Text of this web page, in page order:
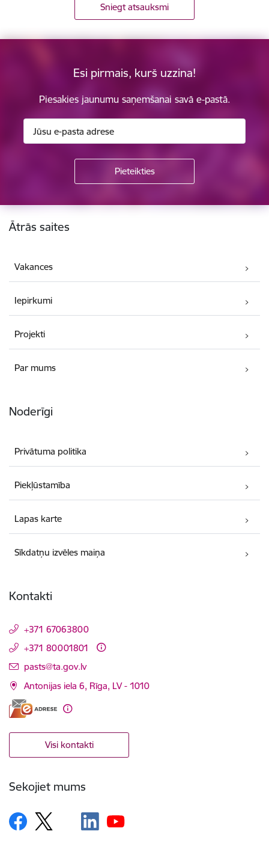
Sniegt atsauksmi
Esi pirmais, kurš uzzina!
Piesakies jaunumu saņemšanai savā e-pastā.
Kājene
Ātrās saites
Vakances
Iepirkumi
Projekti
Par mums
Noderīgi
Privātuma politika
Piekļūstamība
Lapas karte
Sīkdatņu izvēles maiņa
Kontakti
+371 67063800
+371 80001801
E-pasts:
pasts@ta.gov.lv
Antonijas iela 6, Rīga, LV - 1010
Visi kontakti
Sekojiet mums